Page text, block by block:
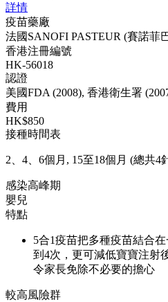
詳情
疫苗藥廠
法國SANOFI PASTEUR (賽諾菲
香港注冊編號
HK-56018
認證
美國FDA (2008), 香港衛生署
費用
HK$850
接種時間表
2、4、6個月, 15至18個月 (總共4
感染高峰期
嬰兒
特點
5合1疫苗把多種疫苗結合
到4次，更可減低寶寶注射
令家長免除不必要的擔心
較高風險群